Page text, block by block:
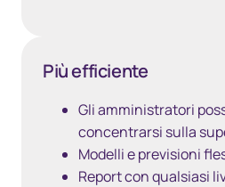
Più efficiente
Gli amministratori
concentrarsi sulla
Modelli e previsioni
Report con qualsiasi